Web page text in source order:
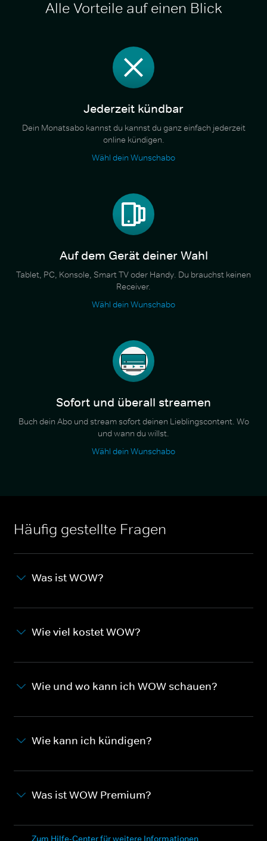
Alle Vorteile auf einen Blick
Jederzeit kündbar
Dein Monatsabo kannst du kannst du ganz einfach jederzeit
online kündigen.
Wähl dein Wunschabo
Auf dem Gerät deiner Wahl
Tablet, PC, Konsole, Smart TV oder Handy. Du brauchst keinen
Receiver.
Wähl dein Wunschabo
Sofort und überall streamen
Buch dein Abo und stream sofort deinen Lieblingscontent. Wo
und wann du willst.
Wähl dein Wunschabo
Häufig gestellte Fragen
Was ist WOW?
Wie viel kostet WOW?
Wie und wo kann ich WOW schauen?
Wie kann ich kündigen?
Was ist WOW Premium?
Zum Hilfe-Center für weitere Informationen